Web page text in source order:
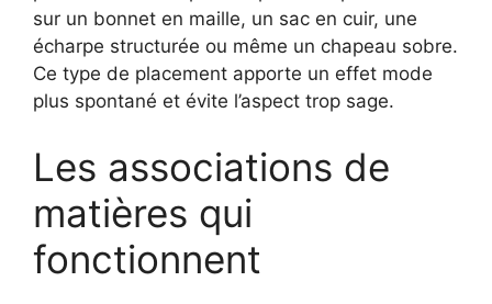
sur un bonnet en maille, un sac en cuir, une
écharpe structurée ou même un chapeau sobre.
Ce type de placement apporte un effet mode
plus spontané et évite l’aspect trop sage.
Les associations de
matières qui
fonctionnent